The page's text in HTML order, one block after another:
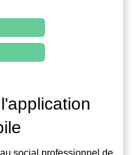
social professionnel de